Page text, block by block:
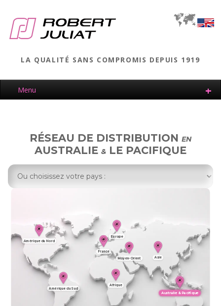
LA QUALITÉ SANS COMPROMIS DEPUIS 1919
Menu
RÉSEAU DE DISTRIBUTION EN
AUSTRALIE & LE PACIFIQUE